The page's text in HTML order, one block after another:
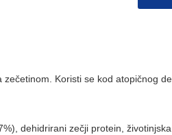
Koristi se kod atopičnog
dehidrirani zečji protein,